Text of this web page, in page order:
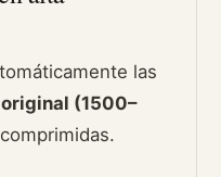
las
(1500–